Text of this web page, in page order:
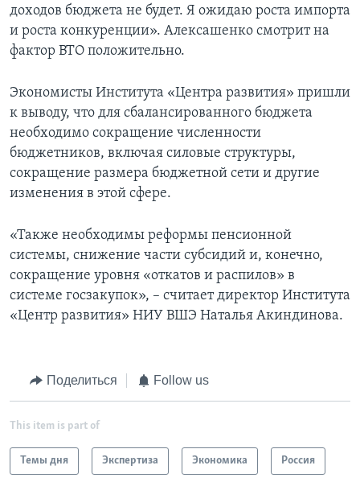
доходов бюджета не будет. Я ожидаю роста импорта
и роста конкуренции». Алексашенко смотрит на
фактор ВТО положительно.
Экономисты Института «Центра развития» пришли
к выводу, что для сбалансированного бюджета
необходимо сокращение численности
бюджетников, включая силовые структуры,
сокращение размера бюджетной сети и другие
изменения в этой сфере.
«Также необходимы реформы пенсионной
системы, снижение части субсидий и, конечно,
сокращение уровня «откатов и распилов» в
системе госзакупок», – считает директор Института
«Центр развития» НИУ ВШЭ Наталья Акиндинова.
Поделиться Follow us
This item is part of
Темы дня Экспертиза Экономика Россия